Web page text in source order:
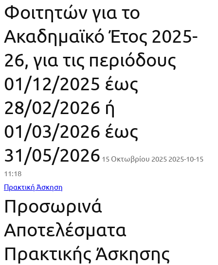
Φοιτητών για το
Ακαδημαϊκό Έτος 2025-
26, για τις περιόδους
01/12/2025 έως
28/02/2026 ή
01/03/2026 έως
31/05/2026 15 Οκτωβρίου 2025 2025-10-15
11:18
Προσωρινά
Αποτελέσματα
Πρακτικής
Άσκησης
Πρακτική Άσκηση
Προσωρινά
Αποτελέσματα
Πρακτικής Άσκησης